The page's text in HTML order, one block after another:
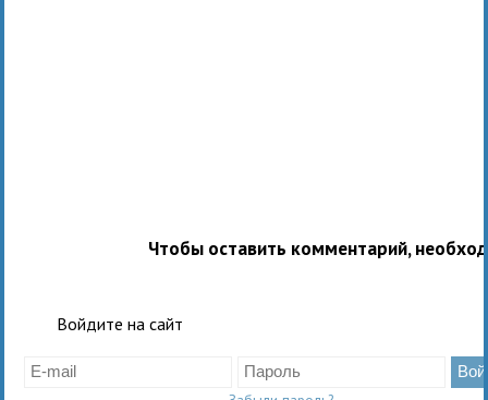
Чтобы оставить комментарий,
Войдите на сайт